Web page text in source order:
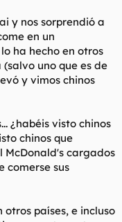
y nos sorprendió a
en un
ha hecho en otros
(salvo uno que es de
y vimos chinos
¿habéis visto chinos
chinos que
cargados
comerse sus
países, e incluso